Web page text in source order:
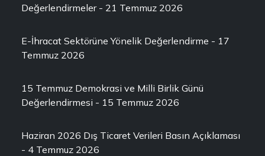
Değerlendirmeler - 21 Temmuz 2026
E-İhracat Sektörüne Yönelik Değerlendirme - 17
Temmuz 2026
15 Temmuz Demokrasi ve Milli Birlik Günü
Değerlendirmesi - 15 Temmuz 2026
Haziran 2026 Dış Ticaret Verileri Basın Açıklaması
- 4 Temmuz 2026